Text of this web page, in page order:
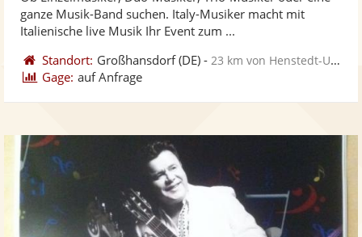
5
ganze Musik-Band suchen. Italy-Musiker macht mit
Italienische live Musik Ihr Event zum ...
Standort: Großhansdorf(DE) - 23 km von Henstedt-Ulzburg
Gage: auf Anfrage